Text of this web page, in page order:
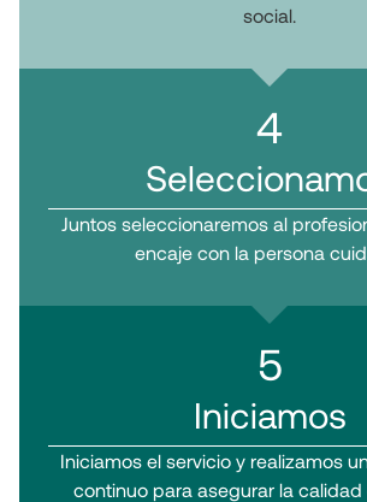
social.
4
Juntos seleccionaremos al
encaje con la persona
5
Iniciamos
Iniciamos el servicio y realizamos
continuo para asegurar la calidad